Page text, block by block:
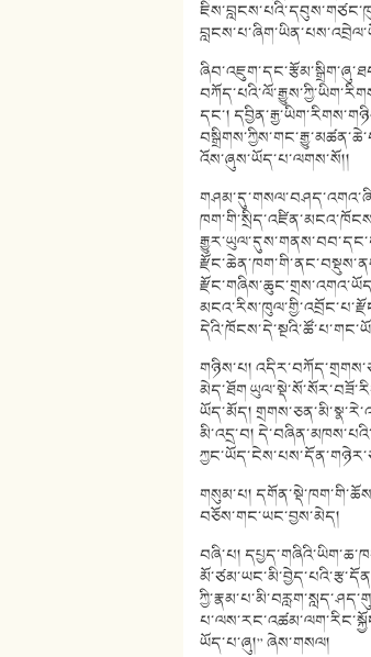
དང་།
འོས་ཞུས་ཡོད་པ་ལགས་སོ།།
གཉིས་པ།
མེད་ཐོག
ཡོད་མོད།
མི་འདྲ་བ།
གསུམ་པ།
བཅོས་གང་ཡང་བྱས་མེད།
བཞི་པ།
ཡོད་པ་ཞུ།” ཞེས་གསལ།